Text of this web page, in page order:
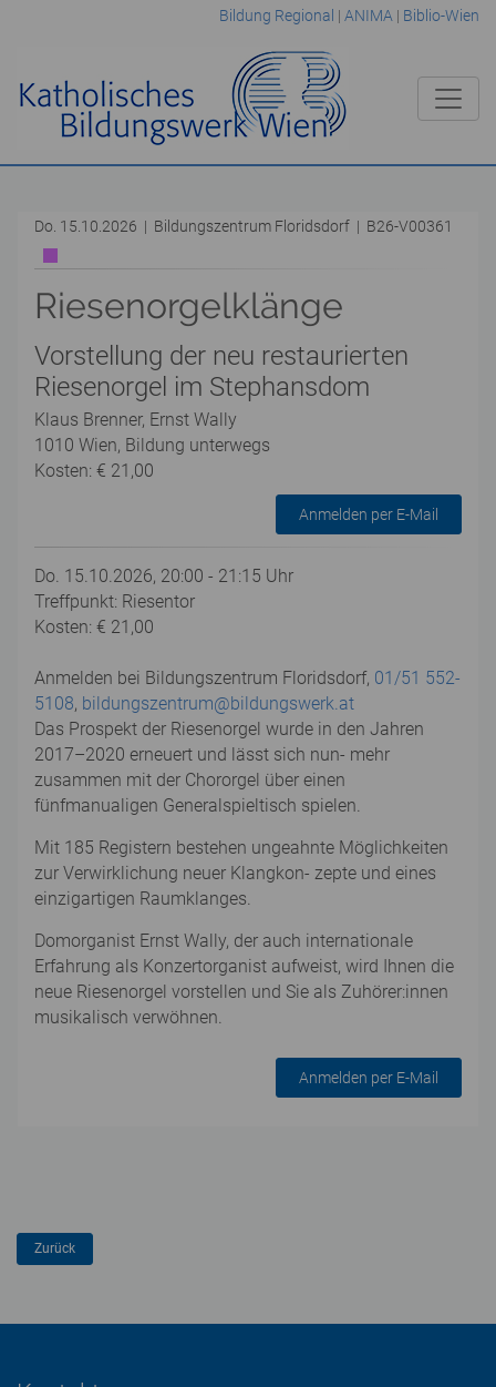
Bildung Regional | ANIMA | Biblio-Wien
Do. 15.10.2026 | Bildungszentrum Floridsdorf | B26-V00361
Riesenorgelklänge
Vorstellung der neu restaurierten
Riesenorgel im Stephansdom
Klaus Brenner, Ernst Wally
1010 Wien, Bildung unterwegs
Kosten: € 21,00
Anmelden per E-Mail
Do. 15.10.2026, 20:00 - 21:15 Uhr
Treffpunkt: Riesentor
Kosten: € 21,00
Anmelden bei Bildungszentrum Floridsdorf, 01/51 552-
5108, bildungszentrum@bildungswerk.at
Das Prospekt der Riesenorgel wurde in den Jahren
2017–2020 erneuert und lässt sich nun- mehr
zusammen mit der Chororgel über einen
fünfmanualigen Generalspieltisch spielen.
Mit 185 Registern bestehen ungeahnte Möglichkeiten
zur Verwirklichung neuer Klangkon- zepte und eines
einzigartigen Raumklanges.
Domorganist Ernst Wally, der auch internationale
Erfahrung als Konzertorganist aufweist, wird Ihnen die
neue Riesenorgel vorstellen und Sie als Zuhörer:innen
musikalisch verwöhnen.
Anmelden per E-Mail